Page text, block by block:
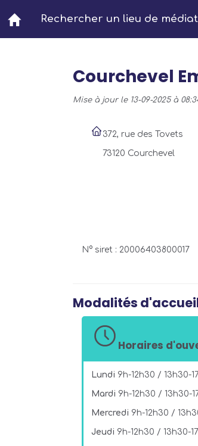
Aller au contenu principal
Rechercher un lieu de
Courchevel
Mise à jour le 13-09-2025 à
372, rue des Tovets
73120 Courchevel
N° siret : 20006403800017
Modalités
Horaires
Lundi 9h-12h30 / 13h30-
Mardi 9h-12h30 / 13h30-
Mercredi 9h-12h30 /
Jeudi 9h-12h30 / 13h30-